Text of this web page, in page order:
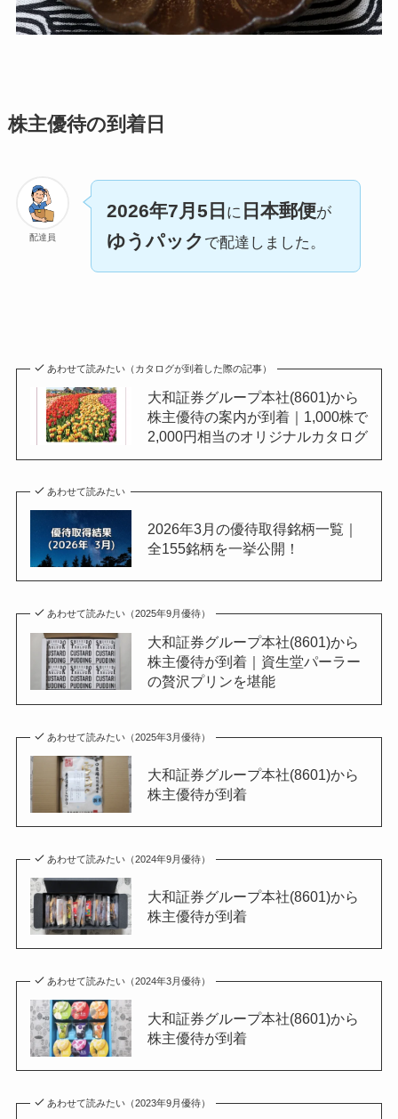
株主優待の到着日
配達員
2026年7月5日 に 日本郵便が
ゆうパック で配達しました。
あわせて読みたい（カタログが到着した際の記事）
大和証券グループ本社(8601)から
株主優待の案内が到着｜1,000株で
2,000円相当のオリジナルカタログ
あわせて読みたい
2026年3月の優待取得銘柄一覧｜
全155銘柄を一挙公開！
あわせて読みたい（2025年9月優待）
大和証券グループ本社(8601)から
株主優待が到着｜資生堂パーラー
の贅沢プリンを堪能
あわせて読みたい（2025年3月優待）
大和証券グループ本社(8601)から
株主優待が到着
あわせて読みたい（2024年9月優待）
大和証券グループ本社(8601)から
株主優待が到着
あわせて読みたい（2024年3月優待）
大和証券グループ本社(8601)から
株主優待が到着
あわせて読みたい（2023年9月優待）